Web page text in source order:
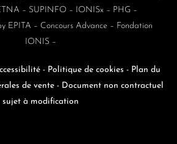
– SUPINFO – IONISx – PHG –
EPITA – Concours Advance – Fondation
IONIS –
- Politique de cookies - Plan du
de vente -Document non contractuel
sujet à modification